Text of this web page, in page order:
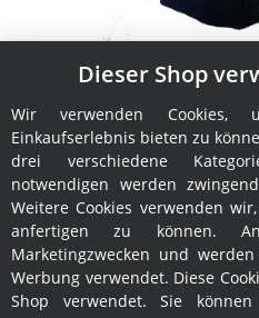
Troyer Pining &
189,00 €
Dieser Shop
Wir verwenden
Einkaufserlebnis bieten zu
drei verschiedene
notwendigen werden
Weitere Cookies verwenden
anfertigen zu können.
Marketingzwecken und
Werbung verwendet. Diese
Shop verwendet. Sie